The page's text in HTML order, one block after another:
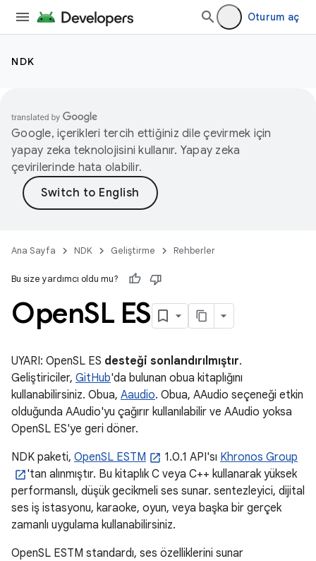
Oturum aç
NDK
Google, içerikleri tercih ettiğiniz dile çevirmek için
yapay zeka teknolojisini kullanır. Yapay zeka
çevirilerinde hata olabilir.
Ana Sayfa NDK Geliştirme Rehberler
Bu size yardımcı oldu mu?
OpenSL ES
UYARI: OpenSL ES desteği sonlandırılmıştır.
Geliştiriciler, GitHub'da bulunan obua kitaplığını
kullanabilirsiniz. Obua, Aaudio. Obua, AAudio seçeneği etkin
olduğunda AAudio'yu çağırır kullanılabilir ve AAudio yoksa
OpenSL ES'ye geri döner.
NDK paketi, OpenSL ESTM 1.0.1 API'sı Khronos Group
'tan alınmıştır. Bu kitaplık C veya C++ kullanarak yüksek
performanslı, düşük gecikmeli ses sunar. sentezleyici, dijital
ses iş istasyonu, karaoke, oyun, veya başka bir gerçek
zamanlı uygulama kullanabilirsiniz.
OpenSL ESTM standardı, ses özelliklerini sunar